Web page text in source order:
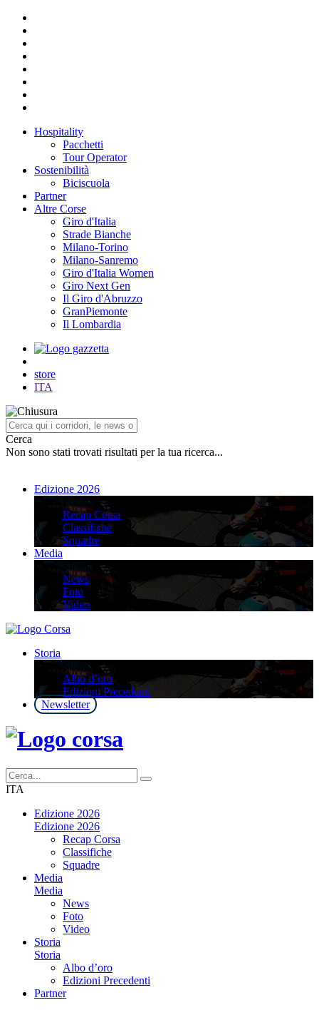
Hospitality
Pacchetti
Tour Operator
Sostenibilità
Biciscuola
Partner
Altre Corse
Giro d'Italia
Strade Bianche
Milano-Torino
Milano-Sanremo
Giro d'Italia Women
Giro Next Gen
Il Giro d'Abruzzo
GranPiemonte
Il Lombardia
store
ITA
Cerca
Non sono stati trovati risultati per la tua ricerca...
Edizione 2026
Edizione 2026
Recap Corsa
Classifiche
Squadre
Media
Media
News
Foto
Video
Storia
Storia
Albo d’oro
Edizioni Precedenti
Newsletter
ITA
Edizione 2026
Edizione 2026
Recap Corsa
Classifiche
Squadre
Media
Media
News
Foto
Video
Storia
Storia
Albo d’oro
Edizioni Precedenti
Partner